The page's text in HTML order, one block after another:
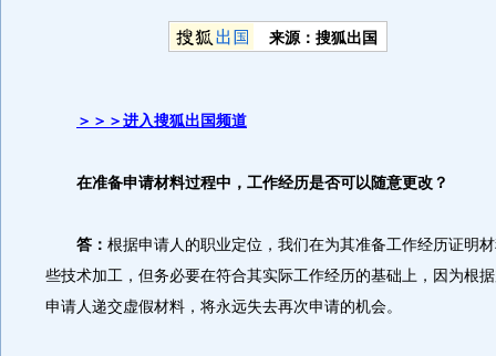
来源：搜狐出国
＞＞＞进入搜狐出国频道
在准备申请材料过程中，工作经历是否可以随意更改？
答： 根据申请人的职业定位，我们在为其准备工作经历证明
些技术加工，但务必要在符合其实际工作经历的基础上，因为根
申请人递交虚假材料，将永远失去再次申请的机会。